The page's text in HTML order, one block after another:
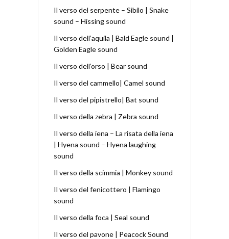
Il verso del serpente – Sibilo | Snake
sound – Hissing sound
Il verso dell’aquila | Bald Eagle sound |
Golden Eagle sound
Il verso dell’orso | Bear sound
Il verso del cammello| Camel sound
Il verso del pipistrello| Bat sound
Il verso della zebra | Zebra sound
Il verso della iena – La risata della iena
| Hyena sound – Hyena laughing
sound
Il verso della scimmia | Monkey sound
Il verso del fenicottero | Flamingo
sound
Il verso della foca | Seal sound
Il verso del pavone | Peacock Sound